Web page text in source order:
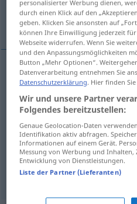
insignificancia,
insignificanciaf
intrascendenciaf
Unwichtigkeit)
naderíaf Belanglosigkeit
personalisierter Werbung dienen,
durch einen Klick auf den
geben. Klicken Sie ansonsten auf
können Ihre Einwilligung jederzeit
Webseite widerrufen. Wenn Sie
und den Anpassungsmöglichkeiten
Button „Mehr Optionen“.
Datenverarbeitung entnehmen Sie
Datenschutzerklärung. Hier finden
Wir und unsere Partner
Folgendes bereitzustellen:
Genaue Geolocation-Daten
Identifikation aktiv abfragen.
Informationen auf einem Gerät.
Messung von Werbung und
Entwicklung von Dienstleistungen.
Liste der Partner (Lieferanten)